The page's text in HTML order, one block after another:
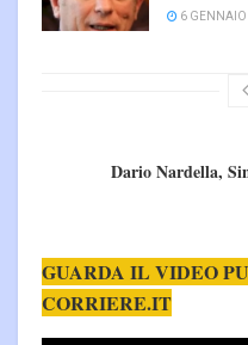
6
Dario Nardella,
GUARDA IL VIDEO
CORRIERE.IT